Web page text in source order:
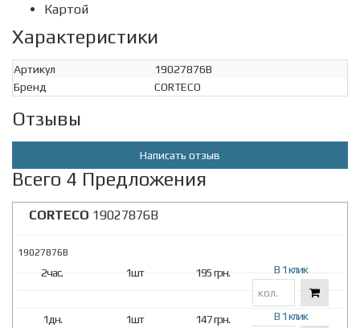
Картой
Характеристики
Артикул
19027876B
Бренд
CORTECO
Отзывы
Написать отзыв
Всего 4 Предложения
CORTECO 19027876B
19027876B
2час. 1шт 195 грн. В 1 клик
1дн. 1шт 147 грн. В 1 клик